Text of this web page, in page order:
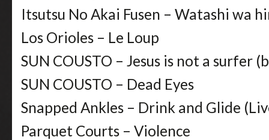
Itsutsu No Akai Fusen – Watashi wa
Los Orioles – Le Loup
SUN COUSTO – Jesus is not a surfer
SUN COUSTO – Dead Eyes
Snapped Ankles – Drink and Glide
Parquet Courts – Violence